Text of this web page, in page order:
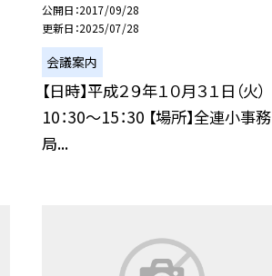
公開日 2017/09/28
更新日 2025/07/28
会議案内
【日時】平成２９年１０月３１日（火）
10：30〜15：30 【場所】全連小事務
局...